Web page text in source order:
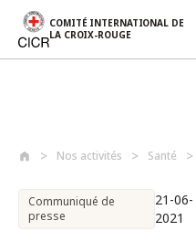
COMITÉ INTERNATIONAL DE
LA CROIX-ROUGE
Nos activités Santé
Communiqué de
presse
21-06-
2021